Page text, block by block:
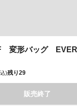
変形バッグ
)残り29
販売終了